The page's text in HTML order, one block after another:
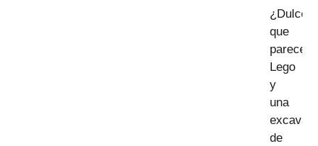
¿Dulces
que
parecen
Lego
y
una
de